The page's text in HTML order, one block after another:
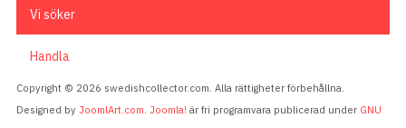
Vi söker
Handla
Copyright © 2026 swedishcollector.com. Alla rättigheter förbehållna.
Designed by JoomlArt.com. Joomla! är fri programvara publicerad under GNU